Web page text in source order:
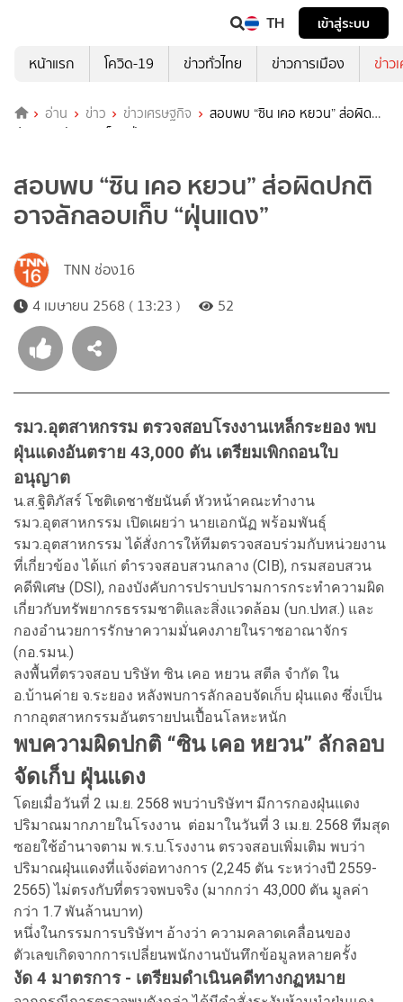
TH
เข้าสู่ระบบ
หน้าแรก
โควิด-19 ข่าวทั่วไทย ข่าวการเมือง ข่าว
อ่าน ข่าว ข่าวเศรษฐกิจ
สอบพบ “ซิน เคอ หยวน” ส่อผิด
ปกติ อาจลักลอบเก็บ “ฝุ่นแดง”
สอบพบ “ซิน เคอ หยวน” ส่อผิดปกติ
อาจลักลอบเก็บ “ฝุ่นแดง”
TNN ช่อง16
4 เมษายน 2568 ( 13:23 )
52
รมว.อุตสาหกรรม ตรวจสอบโรงงานเหล็กระยอง พบ
ฝุ่นแดงอันตราย 43,000 ตัน เตรียมเพิกถอนใบ
อนุญาต
น.ส.ฐิติภัสร์ โชติเดชาชัยนันต์ หัวหน้าคณะทำงาน
รมว.อุตสาหกรรม เปิดเผยว่า นายเอกนัฏ พร้อมพันธุ์
รมว.อุตสาหกรรม ได้สั่งการให้ทีมตรวจสอบร่วมกับหน่วยงาน
ที่เกี่ยวข้อง ได้แก่ ตำรวจสอบสวนกลาง (CIB), กรมสอบสวน
คดีพิเศษ (DSI), กองบังคับการปราบปรามการกระทำความผิด
เกี่ยวกับทรัพยากรธรรมชาติและสิ่งแวดล้อม (บก.ปทส.) และ
กองอำนวยการรักษาความมั่นคงภายในราชอาณาจักร
(กอ.รมน.)
ลงพื้นที่ตรวจสอบ บริษัท ซิน เคอ หยวน สตีล จำกัด ใน
อ.บ้านค่าย จ.ระยอง หลังพบการลักลอบจัดเก็บ ฝุ่นแดง ซึ่งเป็น
กากอุตสาหกรรมอันตรายปนเปื้อนโลหะหนัก
พบความผิดปกติ “ซิน เคอ หยวน” ลักลอบ
จัดเก็บ ฝุ่นแดง
โดยเมื่อวันที่ 2 เม.ย. 2568 พบว่าบริษัทฯ มีการกองฝุ่นแดง
ปริมาณมากภายในโรงงาน ต่อมาในวันที่ 3 เม.ย. 2568 ทีมสุด
ซอยใช้อำนาจตาม พ.ร.บ.โรงงาน ตรวจสอบเพิ่มเติม พบว่า
ปริมาณฝุ่นแดงที่แจ้งต่อทางการ (2,245 ตัน ระหว่างปี 2559-
2565) ไม่ตรงกับที่ตรวจพบจริง (มากกว่า 43,000 ตัน มูลค่า
กว่า 1.7 พันล้านบาท)
หนึ่งในกรรมการบริษัทฯ อ้างว่า ความคลาดเคลื่อนของ
ตัวเลขเกิดจากการเปลี่ยนพนักงานบันทึกข้อมูลหลายครั้ง
งัด 4 มาตรการ - เตรียมดำเนินคดีทางกฏหมาย